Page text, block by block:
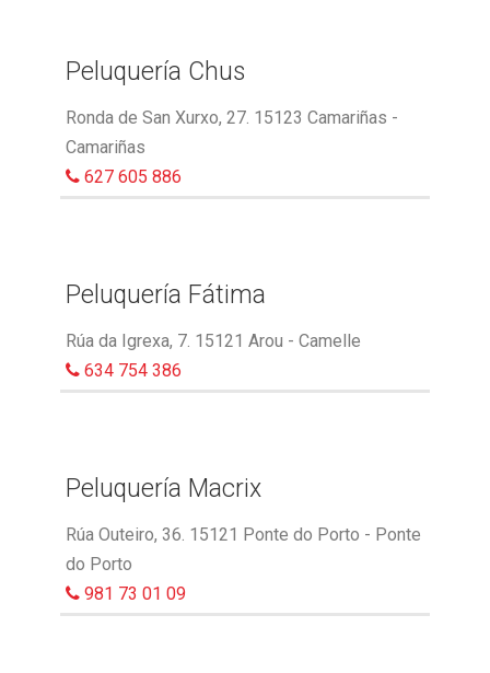
Peluquería Chus
Ronda de San Xurxo, 27. 15123 Camariñas -
Camariñas
627 605 886
Peluquería Fátima
Rúa da Igrexa, 7. 15121 Arou - Camelle
634 754 386
Peluquería Macrix
Rúa Outeiro, 36. 15121 Ponte do Porto - Ponte
do Porto
981 73 01 09